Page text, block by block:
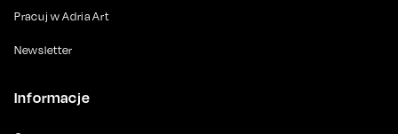
Pracuj w Adria Art
Newsletter
Informacje